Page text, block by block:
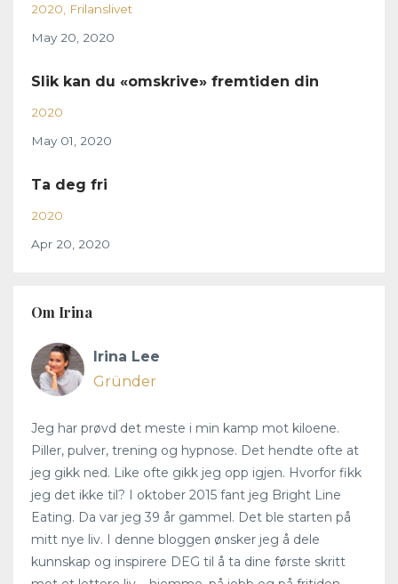
2020
Frilanslivet
May 20, 2020
Slik kan du «omskrive» fremtiden din
2020
May 01, 2020
Ta deg fri
2020
Apr 20, 2020
Om Irina
Irina Lee
Gründer
Jeg har prøvd det meste i min kamp mot kiloene.
Piller, pulver, trening og hypnose. Det hendte ofte at
jeg gikk ned. Like ofte gikk jeg opp igjen. Hvorfor fikk
jeg det ikke til? I oktober 2015 fant jeg Bright Line
Eating. Da var jeg 39 år gammel. Det ble starten på
mitt nye liv. I denne bloggen ønsker jeg å dele
kunnskap og inspirere DEG til å ta dine første skritt